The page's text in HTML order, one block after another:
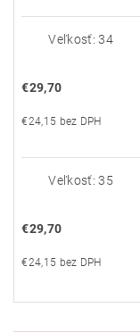
Veľkosť: 34
€29,70
€24,15 bez DPH
Veľkosť: 35
€29,70
€24,15 bez DPH